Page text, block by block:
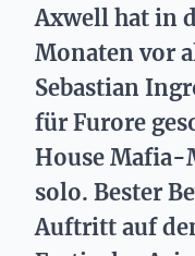
Axwell hat in
Monaten vor
Sebastian
für Furore
House Mafia-
solo. Bester
Auftritt auf